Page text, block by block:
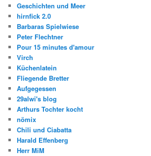
Geschichten und Meer
hirnfick 2.0
Barbaras Spielwiese
Peter Flechtner
Pour 15 minutes d'amour
Virch
Küchenlatein
Fliegende Bretter
Aufgegessen
29alwi's blog
Arthurs Tochter kocht
nömix
Chili und Ciabatta
Harald Effenberg
Herr MiM